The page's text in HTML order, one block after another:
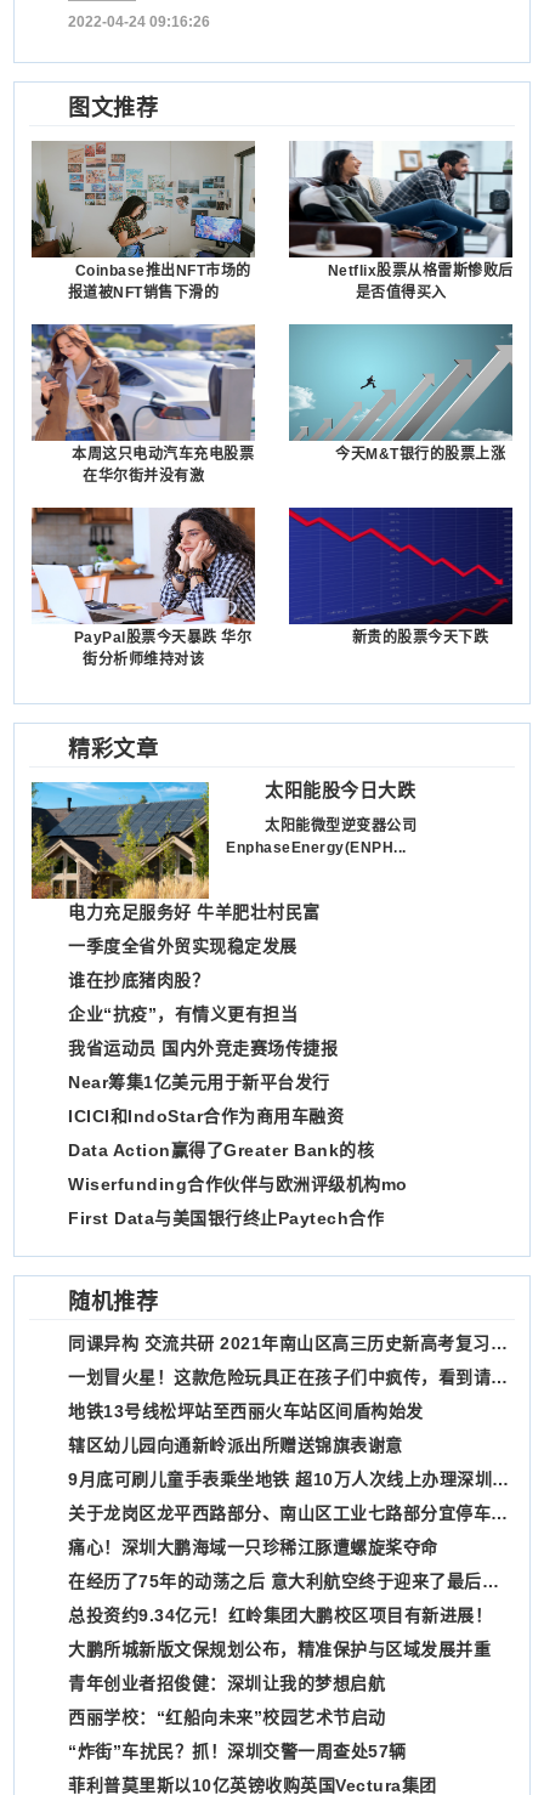
2022-04-24 09:16:26
图文推荐
Coinbase推出NFT市场的
报道被NFT销售下滑的
Netflix股票从格雷斯惨败后
是否值得买入
本周这只电动汽车充电股票
在华尔街并没有激
今天M&T银行的股票上涨
PayPal股票今天暴跌 华尔
街分析师维持对该
新贵的股票今天下跌
精彩文章
太阳能股今日大跌
太阳能微型逆变器公司
EnphaseEnergy(ENPH​​...
电力充足服务好 牛羊肥壮村民富
一季度全省外贸实现稳定发展
谁在抄底猪肉股？
企业“抗疫”，有情义更有担当
我省运动员 国内外竞走赛场传捷报
Near筹集1亿美元用于新平台发行
ICICI和IndoStar合作为商用车融资
Data Action赢得了Greater Bank的核
Wiserfunding合作伙伴与欧洲评级机构mo
First Data与美国银行终止Paytech合作
随机推荐
同课异构 交流共研 2021年南山区高三历史新高考复习备考教研活动举行
一划冒火星！这款危险玩具正在孩子们中疯传，看到请举报！
地铁13号线松坪站至西丽火车站区间盾构始发
辖区幼儿园向通新岭派出所赠送锦旗表谢意
9月底可刷儿童手表乘坐地铁 超10万人次线上办理深圳通学生卡
关于龙岗区龙平西路部分、南山区工业七路部分宜停车泊位暂停使用的通告
痛心！深圳大鹏海域一只珍稀江豚遭螺旋桨夺命
在经历了75年的动荡之后 意大利航空终于迎来了最后一次着陆
总投资约9.34亿元！红岭集团大鹏校区项目有新进展！
大鹏所城新版文保规划公布，精准保护与区域发展并重
青年创业者招俊健：深圳让我的梦想启航
​西丽学校：“红船向未来”校园艺术节启动
“炸街”车扰民？抓！深圳交警一周查处57辆
菲利普莫里斯以10亿英镑收购英国Vectura集团